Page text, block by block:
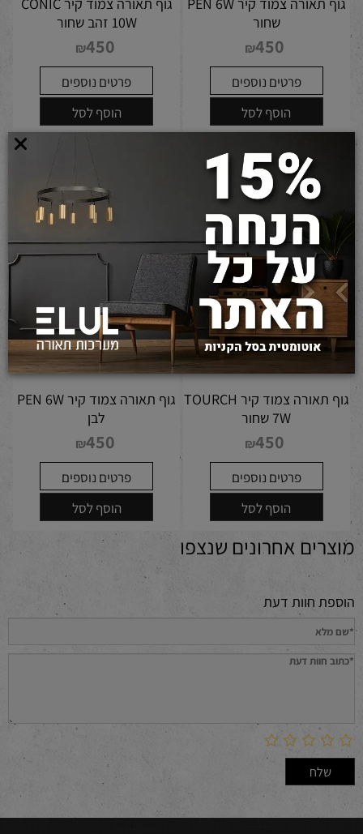
שחור
₪450
פרטים נוספים
הוסף לסל
10W זהב שחור
₪450
פרטים נוספים
הוסף לסל
גוף תאורה צמוד קיר TOURCH
7W שחור
₪450
פרטים נוספים
הוסף לסל
גוף תאורה צמוד קיר PEN 6W
לבן
₪450
פרטים נוספים
הוסף לסל
מוצרים אחרונים שנצפו
הוספת חוות דעת